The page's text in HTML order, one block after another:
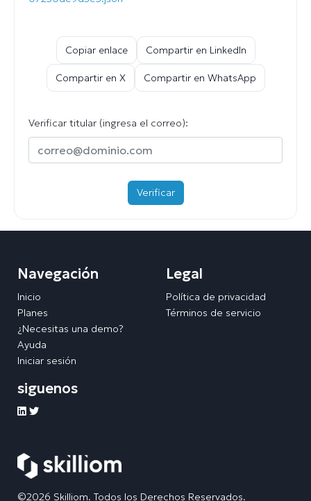
Copiar enlace Compartir en LinkedIn
Compartir en X Compartir en WhatsApp
Verificar titular (ingresa el correo):
Verificar
©2026 Skilliom. Todos los Derechos Reservados.
Navegación
Inicio
Planes
¿Necesitas una demo?
Ayuda
Iniciar sesión
Legal
Política de privacidad
Términos de servicio
siguenos